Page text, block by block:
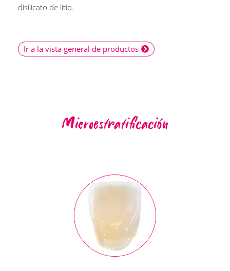
disilicato de litio.
Ir a la vista general de productos
Microestratificación